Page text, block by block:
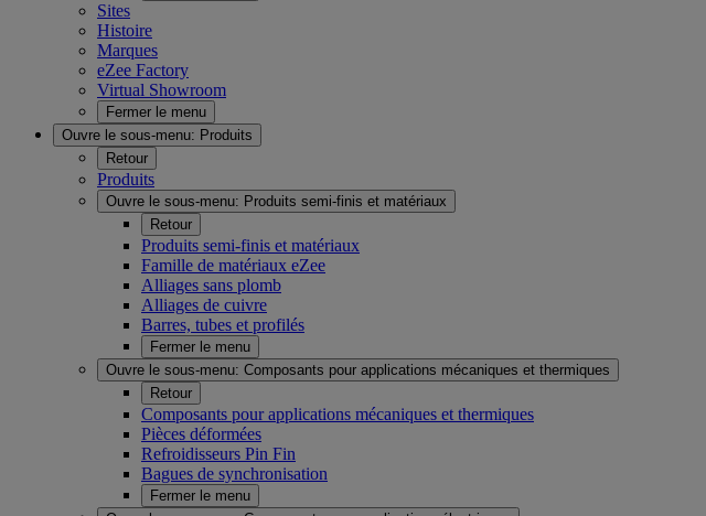
Sites
Histoire
Marques
eZee Factory
Virtual Showroom
Fermer le menu
Ouvre le sous-menu: Produits
Retour
Produits
Ouvre le sous-menu: Produits semi-finis et matériaux
Retour
Produits semi-finis et matériaux
Famille de matériaux eZee
Alliages sans plomb
Alliages de cuivre
Barres, tubes et profilés
Fermer le menu
Ouvre le sous-menu: Composants pour applications mécaniques et thermiques
Retour
Composants pour applications mécaniques et thermiques
Pièces déformées
Refroidisseurs Pin Fin
Bagues de synchronisation
Fermer le menu